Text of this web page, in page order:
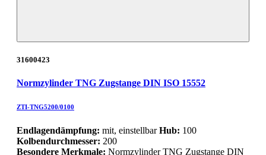
31600423
Normzylinder TNG Zugstange DIN ISO 15552
ZTI-TNG5200/0100
Endlagendämpfung: mit, einstellbarHub: 100
Kolbendurchmesser: 200
Besondere Merkmale: Normzylinder TNG Zugstange DIN